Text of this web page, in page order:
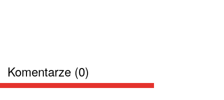
Komentarze (0)